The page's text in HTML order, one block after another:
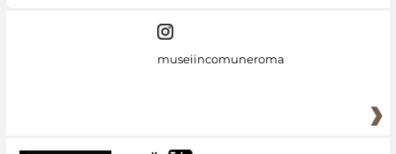
museiincomuneroma